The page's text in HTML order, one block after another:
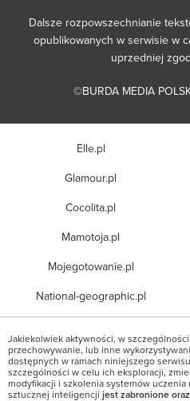
Dalsze rozpowszechnianie
opublikowanych w serwisie w
uprzedniej
©BURDA MEDIA
Elle.pl
Glamour.pl
Cocolita.pl
Mamotoja.pl
Mojegotowanie.pl
National-geographic.pl
Jakiekolwiek aktywności, w
przechowywanie, lub inne
dostępnych w ramach niniejszego
szczególności w celu ich eksploracji,
modyfikacji i szkolenia systemów
sztucznej inteligencji jest zabronione